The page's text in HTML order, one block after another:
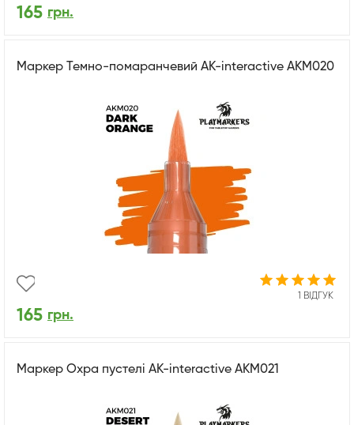
165 грн.
Маркер Темно-помаранчевий AK-interactive AKM020
1 ВІДГУК
165 грн.
Маркер Охра пустелі AK-interactive AKM021